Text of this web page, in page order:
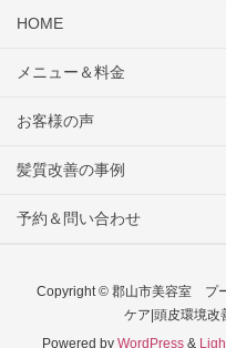
HOME
メニュー＆料金
お客様の声
髪質改善の事例
予約＆問い合わせ
Copyright © 郡山市美容室 プ
ケア|頭皮環境改
Powered by WordPress&